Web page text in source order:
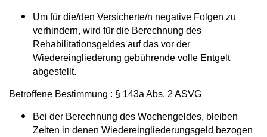
Um für die/den Versicherte/n negative Folgen zu
verhindern, wird für die Berechnung des
Rehabilitationsgeldes auf das vor der
Wiedereingliederung gebührende volle Entgelt
abgestellt.
Betroffene Bestimmung : § 143a Abs. 2 ASVG
Bei der Berechnung des Wochengeldes, bleiben
Zeiten in denen Wiedereingliederungsgeld bezogen